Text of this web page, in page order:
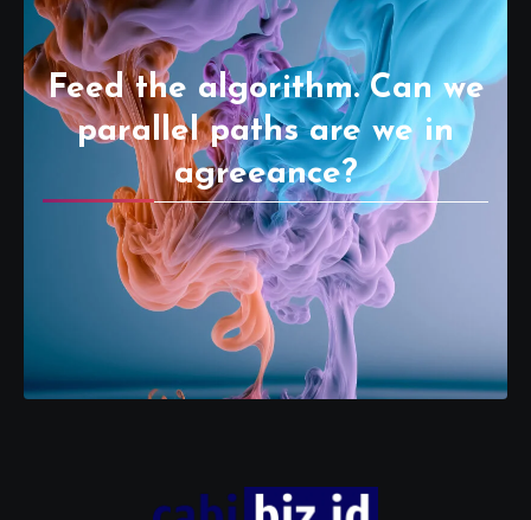
Feed the algorithm. Can we
parallel paths are we in
agreeance?